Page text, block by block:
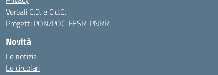
Verbali C.D. e C.d.C.
Progetti PON/POC-FESR-PNRR
Novità
Le notizie
Le circolari